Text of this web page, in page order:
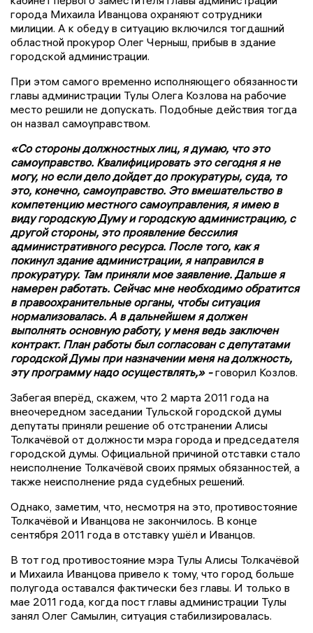
города Михаила Иванцова охраняют сотрудники
милиции. А к обеду в ситуацию включился тогдашний
областной прокурор Олег Черныш, прибыв в здание
городской администрации.
При этом самого временно исполняющего обязанности
главы администрации Тулы Олега Козлова на рабочие
место решили не допускать. Подобные действия тогда
он назвал самоуправством.
«Со стороны должностных лиц, я думаю, что это
самоуправство. Квалифицировать это сегодня я не
могу, но если дело дойдет до прокуратуры, суда, то
это, конечно, самоуправство. Это вмешательство в
компетенцию местного самоуправления, я имею в
виду городскую Думу и городскую администрацию, с
другой стороны, это проявление бессилия
административного ресурса. После того, как я
покинул здание администрации, я направился в
прокуратуру. Там приняли мое заявление. Дальше я
намерен работать. Сейчас мне необходимо обратится
в правоохранительные органы, чтобы ситуация
нормализовалась. А в дальнейшем я должен
выполнять основную работу, у меня ведь заключен
контракт. План работы был согласован с депутатами
городской Думы при назначении меня на должность,
эту программу надо осуществлять,» -говорил Козлов.
Забегая вперёд, скажем, что 2 марта 2011 года на
внеочередном заседании Тульской городской думы
депутаты приняли решение об отстранении Алисы
Толкачёвой от должности мэра города и председателя
городской думы. Официальной причиной отставки стало
неисполнение Толкачёвой своих прямых обязанностей, а
также неисполнение ряда судебных решений.
Однако, заметим, что, несмотря на это, противостояние
Толкачёвой и Иванцова не закончилось. В конце
сентября 2011 года в отставку ушёл и Иванцов.
В тот год противостояние мэра Тулы Алисы Толкачёвой
и Михаила Иванцова привело к тому, что город больше
полугода оставался фактически без главы. И только в
мае 2011 года, когда пост главы администрации Тулы
занял Олег Самылин, ситуация стабилизировалась.